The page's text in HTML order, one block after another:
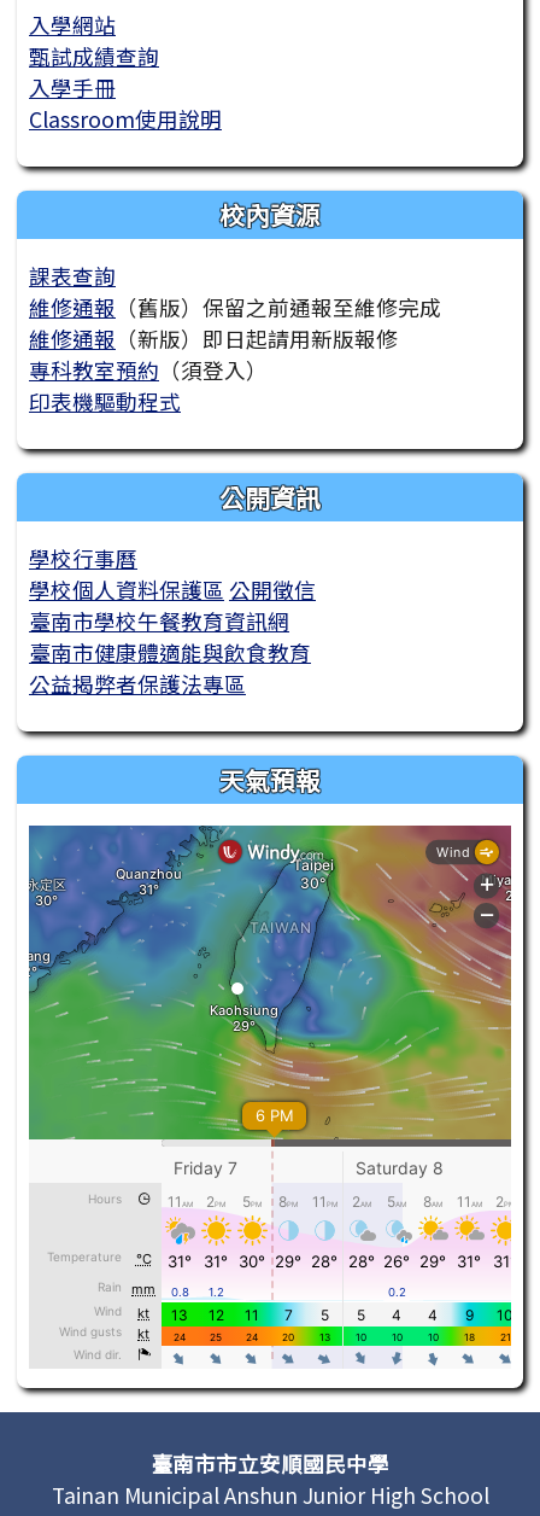
入學網站
甄試成績查詢
入學手冊
Classroom使用說明
校內資源
課表查詢
維修通報 （舊版）保留之前通報至維修完成
維修通報 （新版）即日起請用新版報修
專科教室預約 （須登入）
印表機驅動程式
公開資訊
學校行事曆
學校個人資料保護區 公開徵信
臺南市學校午餐教育資訊網
臺南市健康體適能與飲食教育
公益揭弊者保護法專區
天氣預報
頁尾區域內容臺南市市立安順國民中學
Tainan Municipal Anshun Junior High School